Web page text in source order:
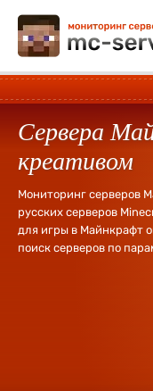
Сервера
креативом
Мониторинг серверов
русских серверов
для игры в Майнкрафт
поиск серверов по